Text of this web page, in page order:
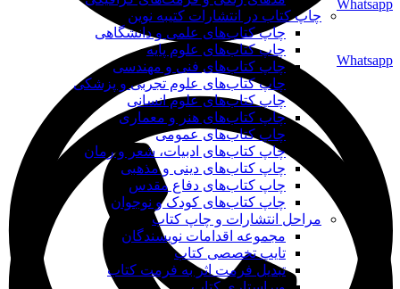
Whatsapp
Whatsapp
چاپ کتاب در انتشارات کتیبه نوین
چاپ کتاب‌های علمی و دانشگاهی
چاپ کتاب‌های علوم پایه
چاپ کتاب‌های فنی و مهندسی
چاپ کتاب‌های علوم تجربی و پزشکی
چاپ کتاب‌های علوم انسانی
چاپ کتاب‌های هنر و معماری
چاپ کتاب‌های عمومی
چاپ کتاب‌های ادبیات، شعر و رمان
چاپ کتاب‌های دینی و مذهبی
چاپ کتاب‌های دفاع مقدس
چاپ کتاب‌های کودک و نوجوان
مراحل انتشارات و چاپ کتاب
مجموعه اقدامات نویسندگان
تایپ تخصصی کتاب
تبدیل فرمت اثر به فرمت کتاب